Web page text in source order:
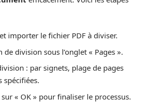
importer le fichier PDF à diviser.
division sous l’onglet « Pages ».
: par signets, plage de pages
spécifiées.
« OK » pour finaliser le processus.